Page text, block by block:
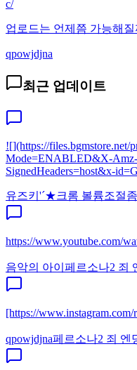
c/
업로드는 언제쯤 가능해질
qpowjdjna
최근 업데이트
![](https://
Mode=ENABLED&X-Amz-
SignedHeaders=host&x-
유즈키'´★크롬 볼륨조절
https://www.youtube.com/
음악의 아이 페르소나2 죄
[https://
qpowjdjna페르소나2 죄 엔